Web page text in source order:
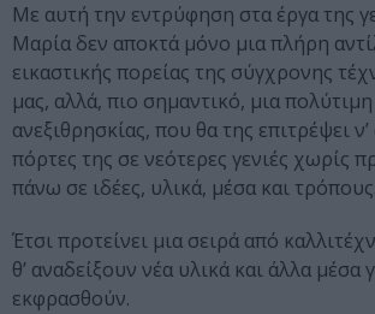
Με αυτή την εντρύφηση στα έργα της
Μαρία δεν αποκτά μόνο μια πλήρη
εικαστικής πορείας της σύγχρονης
μας, αλλά, πιο σημαντικό, μια
ανεξιθρησκίας, που θα της επιτρέψει ν’
πόρτες της σε νεότερες γενιές χωρίς
πάνω σε ιδέες, υλικά, μέσα και τρόπους.
Έτσι προτείνει μια σειρά από
θ’ αναδείξουν νέα υλικά και άλλα μέσα
εκφρασθούν.